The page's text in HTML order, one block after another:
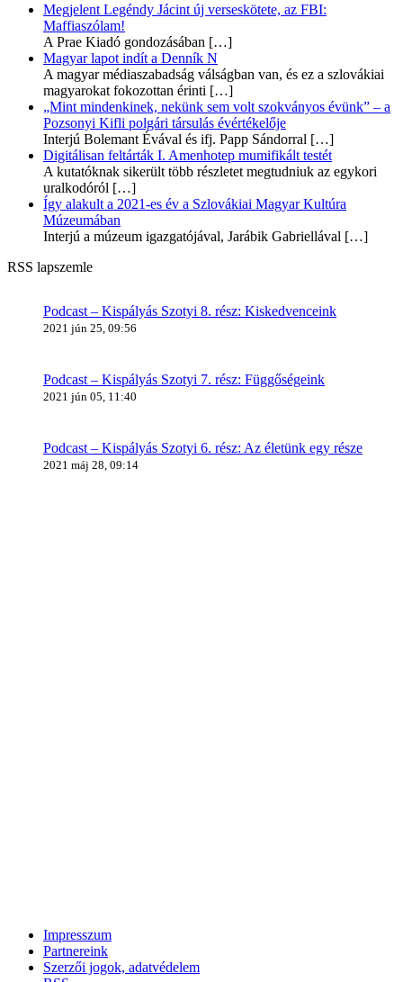
Megjelent Legéndy Jácint új verseskötete, az FBI:
Maffiaszólam!
A Prae Kiadó gondozásában […]
Magyar lapot indít a Denník N
A magyar médiaszabadság válságban van, és ez a szlovákiai
magyarokat fokozottan érinti […]
„Mint mindenkinek, nekünk sem volt szokványos évünk” – a
Pozsonyi Kifli polgári társulás évértékelője
Interjú Bolemant Évával és ifj. Papp Sándorral […]
Digitálisan feltárták I. Amenhotep mumifikált testét
A kutatóknak sikerült több részletet megtudniuk az egykori
uralkodóról […]
Így alakult a 2021-es év a Szlovákiai Magyar Kultúra
Múzeumában
Interjú a múzeum igazgatójával, Jarábik Gabriellával […]
RSS lapszemle
Podcast – Kispályás Szotyi 8. rész: Kiskedvenceink
2021 jún 25, 09:56
Podcast – Kispályás Szotyi 7. rész: Függőségeink
2021 jún 05, 11:40
Podcast – Kispályás Szotyi 6. rész: Az életünk egy része
2021 máj 28, 09:14
Impresszum
Partnereink
Szerzői jogok, adatvédelem